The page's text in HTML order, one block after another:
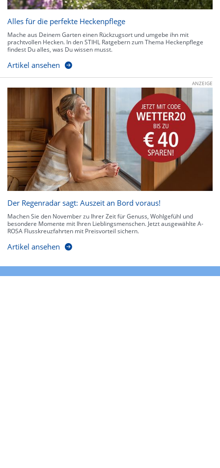
Alles für die perfekte Heckenpflege
Mache aus Deinem Garten einen Rückzugsort und umgebe ihn mit
prachtvollen Hecken. In den STIHL Ratgebern zum Thema Heckenpflege
findest Du alles, was Du wissen musst.
Artikel ansehen
ANZEIGE
Der Regenradar sagt: Auszeit an Bord voraus!
Machen Sie den November zu Ihrer Zeit für Genuss, Wohlgefühl und
besondere Momente mit Ihren Lieblingsmenschen. Jetzt ausgewählte A-
ROSA Flusskreuzfahrten mit Preisvorteil sichern.
Artikel ansehen